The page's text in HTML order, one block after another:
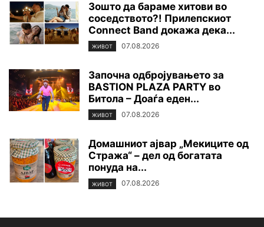
Зошто да бараме хитови во
соседството?! Прилепскиот
Connect Band докажа дека...
ЖИВОТ 07.08.2026
Започна одбројувањето за
BASTION PLAZA PARTY во
Битола – Доаѓа еден...
ЖИВОТ 07.08.2026
Домашниот ајвар „Мекиците од
Стража“ – дел од богатата
понуда на...
ЖИВОТ 07.08.2026